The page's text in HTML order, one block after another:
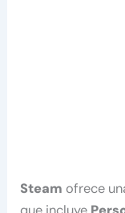
Steam ofrece